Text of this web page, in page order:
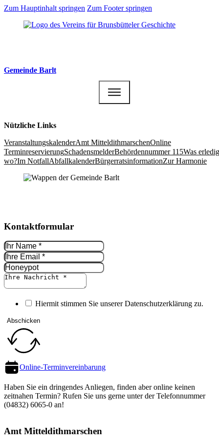
Zum Hauptinhalt springen Zum Footer springen
Gemeinde Barlt
Nützliche Links
Veranstaltungs­kalenderAmt Mittel­dithmarschenOnline
TerminreservierungSchadensmelderBehördennummer 115Was
wo?Im NotfallAbfallkalenderBürgerrats­informationZur Harmonie
Kontakt­formular
Hiermit stimmen Sie unserer Datenschutz­erklärung zu.
Abschicken
Online-Termin­vereinbarung
Haben Sie ein dringendes Anliegen, finden aber online keinen
zeitnahen Termin? Rufen Sie uns gerne unter der Telefon­nummer
(04832) 6065-0 an!
Amt Mittel­dithmarschen